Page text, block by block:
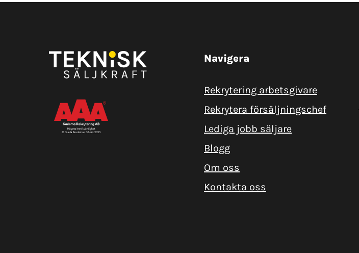
Navigera
Rekrytering arbetsgivare
Rekrytera försäljningschef
Lediga jobb säljare
Blogg
Om oss
Kontakta oss